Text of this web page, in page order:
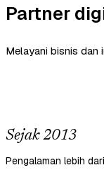
Partner
Melayani bisnis dan
Sejak 2013
Pengalaman lebih